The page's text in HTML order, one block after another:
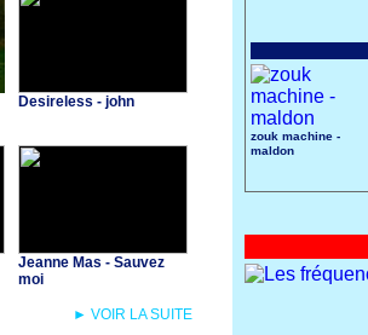
Desireless - john
Jeanne Mas - Sauvez
moi
► VOIR LA SUITE
zouk machine -
maldon